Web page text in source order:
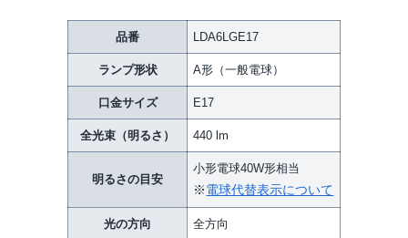
品番 LDA6LGE17
ランプ形状 A形（一般電球）
口金サイズ E17
全光束（明るさ） 440 lm
明るさの目安
小形電球40W形相当
※電球代替表示について
光の方向 全方向